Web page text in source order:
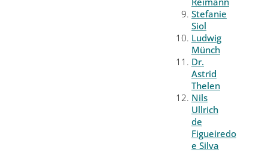
Stefanie
Siol
Ludwig
Münch
Dr.
Astrid
Thelen
Nils
Ullrich
de
Figueiredo
e Silva